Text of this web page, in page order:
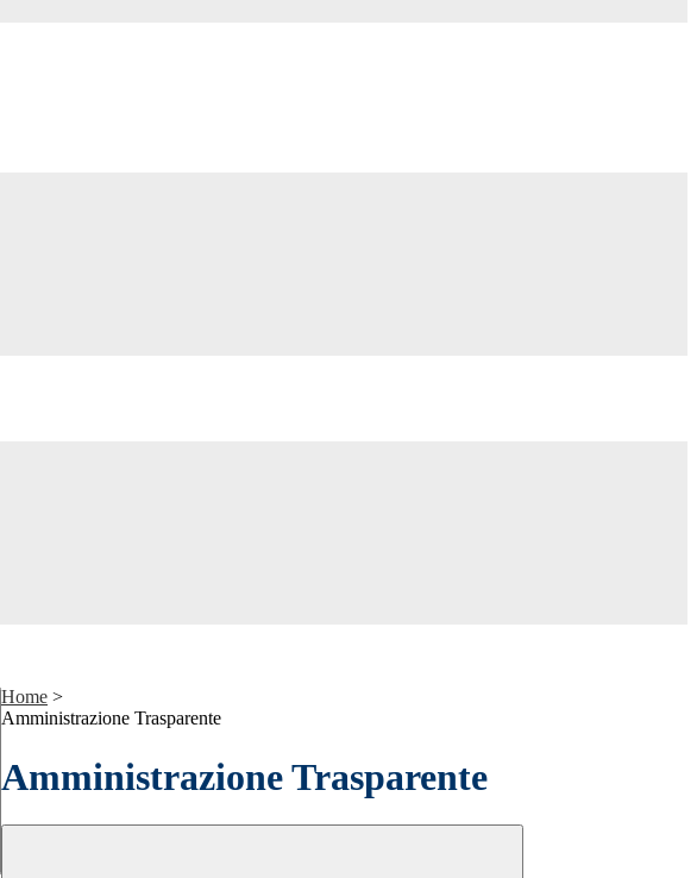
Home >
Amministrazione Trasparente
Amministrazione Trasparente